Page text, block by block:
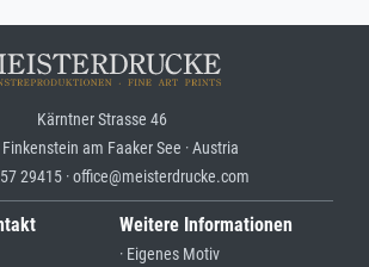
Kärntner Strasse 46
am Faaker See · Austria
29415 · office@meisterdrucke.com
Weitere Informationen
· Eigenes Motiv